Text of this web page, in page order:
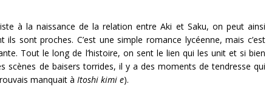
à la naissance de la relation entre Aki et Saku, on peut ainsi
sont proches. C’est une simple romance lycéenne, mais c’est
Tout le long de l’histoire, on sent le lien qui les unit et si bien
scènes de baisers torrides, il y a des moments de tendresse qui
manquait à Itoshi kimi e).